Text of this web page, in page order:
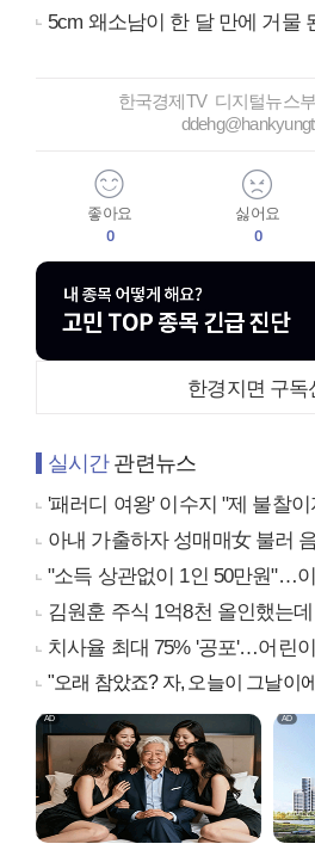
5cm 왜소남이 한 달 만에 거물
한국경제TV 디지털뉴스
좋아요
0
싫어요
0
한경지면 구독
실시간관련뉴스
'패러디 여왕' 이수지 "제 불찰
아내 가출하자 성매매女 불러
"소득 상관없이 1인 50만원"…
김원훈 주식 1억8천 올인했는
치사율 최대 75% '공포'…어린
"오래 참았죠? 자, 오늘이 그날이